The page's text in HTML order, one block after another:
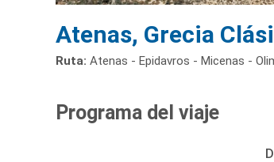
Atenas, Grecia
Ruta: Atenas - Epidavros - Micenas -
Programa del viaje